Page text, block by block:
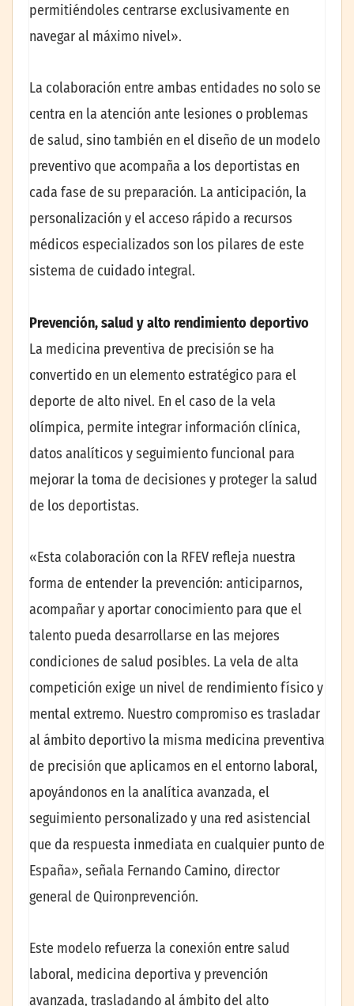
permitiéndoles centrarse exclusivamente en
navegar al máximo nivel».
La colaboración entre ambas entidades no solo se
centra en la atención ante lesiones o problemas
de salud, sino también en el diseño de un modelo
preventivo que acompaña a los deportistas en
cada fase de su preparación. La anticipación, la
personalización y el acceso rápido a recursos
médicos especializados son los pilares de este
sistema de cuidado integral.
Prevención, salud y alto rendimiento deportivo
La medicina preventiva de precisión se ha
convertido en un elemento estratégico para el
deporte de alto nivel. En el caso de la vela
olímpica, permite integrar información clínica,
datos analíticos y seguimiento funcional para
mejorar la toma de decisiones y proteger la salud
de los deportistas.
«Esta colaboración con la RFEV refleja nuestra
forma de entender la prevención: anticiparnos,
acompañar y aportar conocimiento para que el
talento pueda desarrollarse en las mejores
condiciones de salud posibles. La vela de alta
competición exige un nivel de rendimiento físico y
mental extremo. Nuestro compromiso es trasladar
al ámbito deportivo la misma medicina preventiva
de precisión que aplicamos en el entorno laboral,
apoyándonos en la analítica avanzada, el
seguimiento personalizado y una red asistencial
que da respuesta inmediata en cualquier punto de
España», señala Fernando Camino, director
general de Quironprevención.
Este modelo refuerza la conexión entre salud
laboral, medicina deportiva y prevención
avanzada, trasladando al ámbito del alto